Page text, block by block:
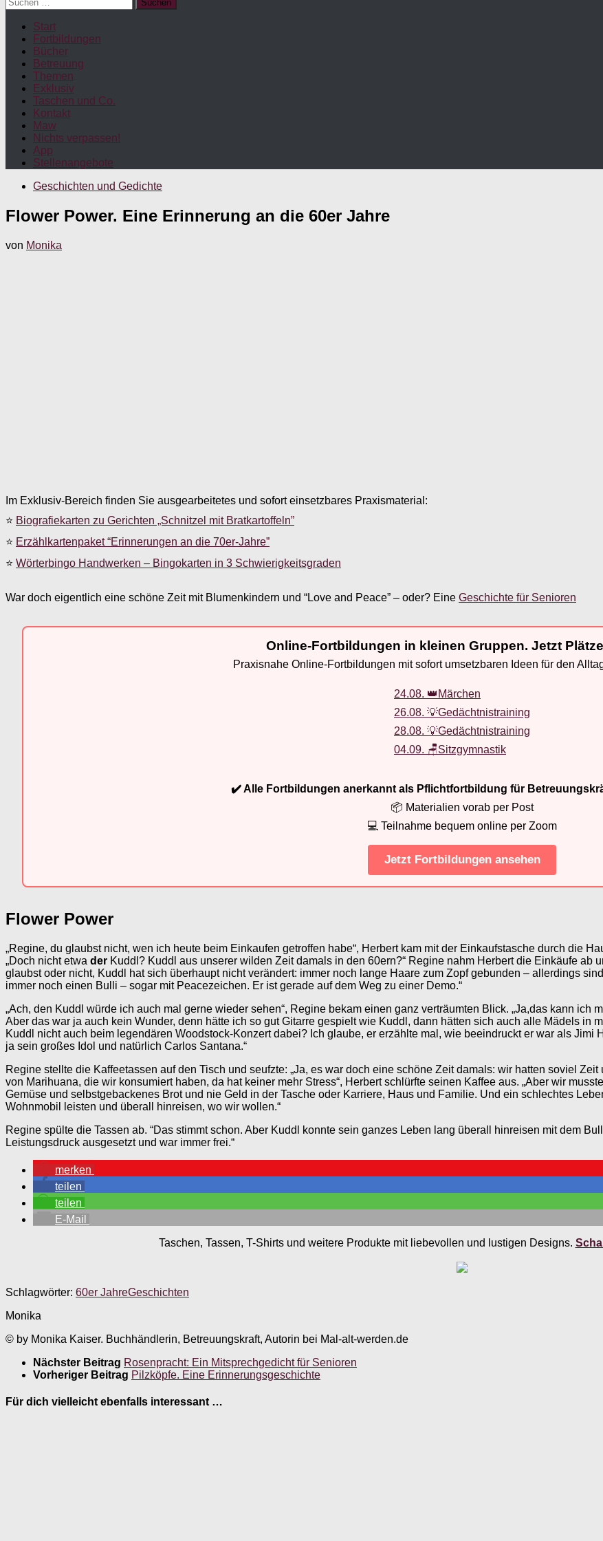
nach:
Start
Fortbildungen
Bücher
Betreuung
Themen
Exklusiv
Taschen und Co.
Kontakt
Maw
Nichts verpassen!
App
Stellenangebote
Geschichten und Gedichte
Flower Power. Eine Erinnerung an die 60er Jahre
von Monika
Im Exklusiv-Bereich finden Sie ausgearbeitetes und sofort einsetzbares Praxismaterial:
⭐ Biografiekarten zu Gerichten „Schnitzel mit Bratkartoffeln”
⭐ Erzählkartenpaket “Erinnerungen an die 70er-Jahre”
⭐ Wörterbingo Handwerken – Bingokarten in 3 Schwierigkeitsgraden
War doch eigentlich eine schöne Zeit mit Blumenkindern und “Love and Peace” – oder? Eine Geschichte für Senioren
Online-Fortbildungen in kleinen Gruppen. Jetzt
Praxisnahe Online-Fortbildungen mit sofort umsetzbaren Ideen für den
24.08. 👑Märchen
26.08. 💡Gedächtnistraining
28.08. 💡Gedächtnistraining
04.09. 🪑Sitzgymnastik
✔️ Alle Fortbildungen anerkannt als Pflichtfortbildung für
📦 Materialien vorab per Post
💻 Teilnahme bequem online per Zoom
Jetzt Fortbildungen ansehen
Flower Power
„Regine, du glaubst nicht, wen ich heute beim Einkaufen getroffen habe“, Herbert kam mit der Einkaufstasche durch die
„Doch nicht etwa der Kuddl? Kuddl aus unserer wilden Zeit damals in den 60ern?“ Regine nahm Herbert die Einkäufe ab
glaubst oder nicht, Kuddl hat sich überhaupt nicht verändert: immer noch lange Haare zum Zopf gebunden – allerdings
immer noch einen Bulli – sogar mit Peacezeichen. Er ist gerade auf dem Weg zu einer Demo.“
„Ach, den Kuddl würde ich auch mal gerne wieder sehen“, Regine bekam einen ganz verträumten Blick. „Ja,das kann ich
Aber das war ja auch kein Wunder, denn hätte ich so gut Gitarre gespielt wie Kuddl, dann hätten sich auch alle Mädels in
Kuddl nicht auch beim legendären Woodstock-Konzert dabei? Ich glaube, er erzählte mal, wie beeindruckt er war als Jimi
ja sein großes Idol und natürlich Carlos Santana.“
Regine stellte die Kaffeetassen auf den Tisch und seufzte: „Ja, es war doch eine schöne Zeit damals: wir hatten soviel
von Marihuana, die wir konsumiert haben, da hat keiner mehr Stress“, Herbert schlürfte seinen Kaffee aus. „Aber wir
Gemüse und selbstgebackenes Brot und nie Geld in der Tasche oder Karriere, Haus und Familie. Und ein schlechtes
Wohnmobil leisten und überall hinreisen, wo wir wollen.“
Regine spülte die Tassen ab. “Das stimmt schon. Aber Kuddl konnte sein ganzes Leben lang überall hinreisen mit dem
Leistungsdruck ausgesetzt und war immer frei.“
merken
teilen
teilen
E-Mail
Taschen, Tassen, T-Shirts und weitere Produkte mit liebevollen und lustigen Designs.
Schlagwörter: 60er JahreGeschichten
Monika
© by Monika Kaiser. Buchhändlerin, Betreuungskraft, Autorin bei Mal-alt-werden.de
Nächster Beitrag Rosenpracht: Ein Mitsprechgedicht für Senioren
Vorheriger Beitrag Pilzköpfe. Eine Erinnerungsgeschichte
Für dich vielleicht ebenfalls interessant …